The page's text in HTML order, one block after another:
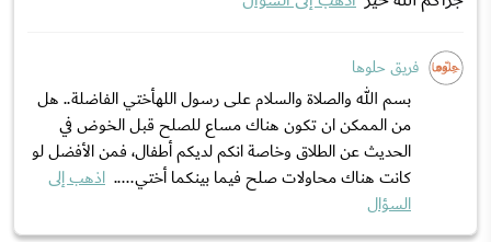
فريق حلوها
بسم الله والصلاة والسلام على رسول اللهأختي الفاضلة.. هل
من الممكن ان تكون هناك مساع للصلح قبل الخوض في
الحديث عن الطلاق وخاصة انكم لديكم أطفال، فمن الأفضل لو
كانت هناك محاولات صلح فيما بينكما أختي..... اذهب إلى
السؤال